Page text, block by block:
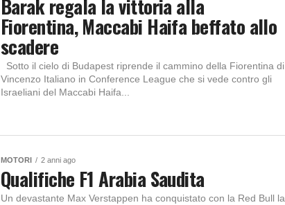
Barak regala la vittoria alla
Fiorentina, Maccabi Haifa beffato allo
scadere
Sotto il cielo di Budapest riprende il cammino della Fiorentina di
Vincenzo Italiano in Conference League che si vede contro gli
Israeliani del Maccabi Haifa...
MOTORI 2 anni ago
Qualifiche F1 Arabia Saudita
Un devastante Max Verstappen ha conquistato con la Red Bull la